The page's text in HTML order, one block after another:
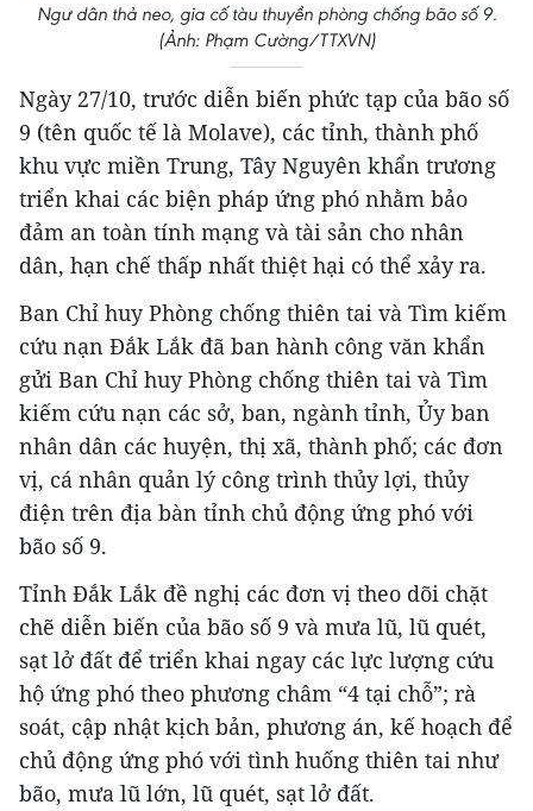
Ngư dân thả neo, gia cố tàu thuyền phòng chống bão số 9.
(Ảnh: Phạm Cường/TTXVN)
Ngày 27/10, trước diễn biến phức tạp của bão số
9 (tên quốc tế là Molave), các tỉnh, thành phố
khu vực miền Trung, Tây Nguyên khẩn trương
triển khai các biện pháp ứng phó nhằm bảo
đảm an toàn tính mạng và tài sản cho nhân
dân, hạn chế thấp nhất thiệt hại có thể xảy ra.
Ban Chỉ huy Phòng chống thiên tai và Tìm kiếm
cứu nạn Đắk Lắk đã ban hành công văn khẩn
gửi Ban Chỉ huy Phòng chống thiên tai và Tìm
kiếm cứu nạn các sở, ban, ngành tỉnh, Ủy ban
nhân dân các huyện, thị xã, thành phố; các đơn
vị, cá nhân quản lý công trình thủy lợi, thủy
điện trên địa bàn tỉnh chủ động ứng phó với
bão số 9.
Tỉnh Đắk Lắk đề nghị các đơn vị theo dõi chặt
chẽ diễn biến của bão số 9 và mưa lũ, lũ quét,
sạt lở đất để triển khai ngay các lực lượng cứu
hộ ứng phó theo phương châm “4 tại chỗ”; rà
soát, cập nhật kịch bản, phương án, kế hoạch để
chủ động ứng phó với tình huống thiên tai như
bão, mưa lũ lớn, lũ quét, sạt lở đất.